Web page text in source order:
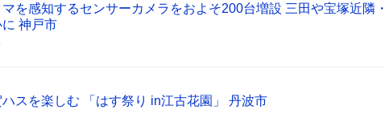
を感知するセンサーカメラをおよそ200台増設 三田や宝塚近隣・
神戸市
スを楽しむ 「はす祭り in江古花園」 丹波市